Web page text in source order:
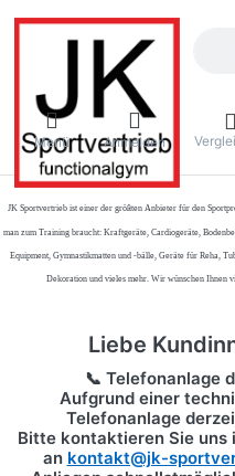
Menü Anmelden
JK Sportvertrieb ist einer der größten Anbieter für den
man zum Training braucht: Kraftgeräte, Cardiogeräte,
Equipment, Gymnastikmatten und -bälle, Geräte für Reha,
Dekoration und vieles mehr. Wir wünschen Ihnen
Liebe
📞 Telefonanlage
Aufgrund einer
Telefonanlage
Bitte kontaktieren Sie uns
an kontakt@jk-